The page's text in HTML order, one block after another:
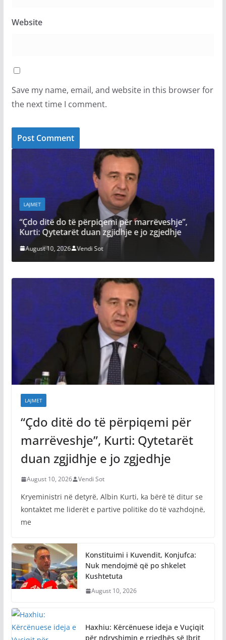
Website
Save my name, email, and website in this browser for
the next time I comment.
do të përpiqemi për marrëveshje”,
duan zgjidhje e jo zgjedhje
10, 2026 Vendi Sot
Konstituimi
që po
LAJMET
“Çdo ditë do të përpiqemi për
marrëveshje”, Kurti: Qytetarët
duan zgjidhje e jo zgjedhje
August 10, 2026 Vendi Sot
Kryeministri në detyrë, Albin Kurti, ka bërë të ditur se
kontaktet me liderët e partive politike do të vazhdojnë,
me
Konstituimi i Kuvendit, Konjufca:
Nuk mendojmë që po shkelet
Kushtetuta
August 10, 2026
Haxhiu: Kërcënuese ideja e Vuçiqit
për ndryshimin e rrjedhës së Ibrit